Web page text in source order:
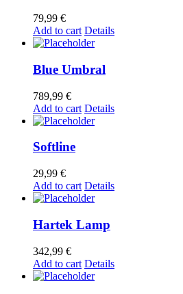
79,99 €
Add to cart Details
Blue Umbral
789,99 €
Add to cart Details
Softline
29,99 €
Add to cart Details
Hartek Lamp
342,99 €
Add to cart Details